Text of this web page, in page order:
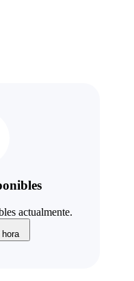
actualmente.